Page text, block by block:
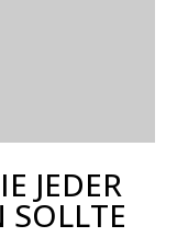
JEDER
SOLLTE